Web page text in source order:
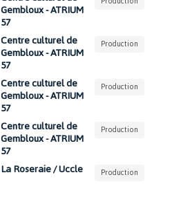
Gembloux - ATRIUM
57
Centre culturel de
Gembloux - ATRIUM
57
Production
Centre culturel de
Gembloux - ATRIUM
57
Production
Centre culturel de
Gembloux - ATRIUM
57
Production
La Roseraie / Uccle Production